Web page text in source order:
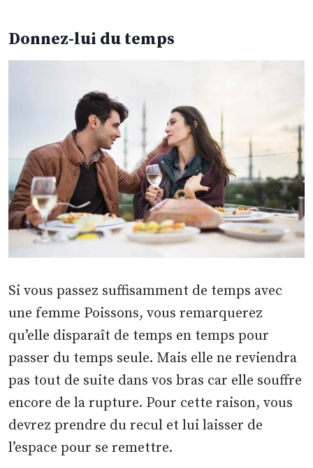
Donnez-lui du temps
Si vous passez suffisamment de temps avec
une femme Poissons, vous remarquerez
qu’elle disparaît de temps en temps pour
passer du temps seule. Mais elle ne reviendra
pas tout de suite dans vos bras car elle souffre
encore de la rupture. Pour cette raison, vous
devrez prendre du recul et lui laisser de
l’espace pour se remettre.